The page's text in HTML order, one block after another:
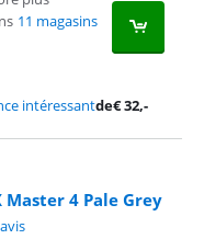
11 magasins
intéressantde€32,-
Master 4 Pale Grey